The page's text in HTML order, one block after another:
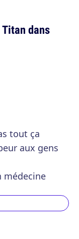
dans
tout ça
aux gens
médecine